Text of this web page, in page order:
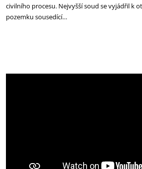
civilního procesu. Nejvyšší soud se vyjádřil k
pozemku sousedící…